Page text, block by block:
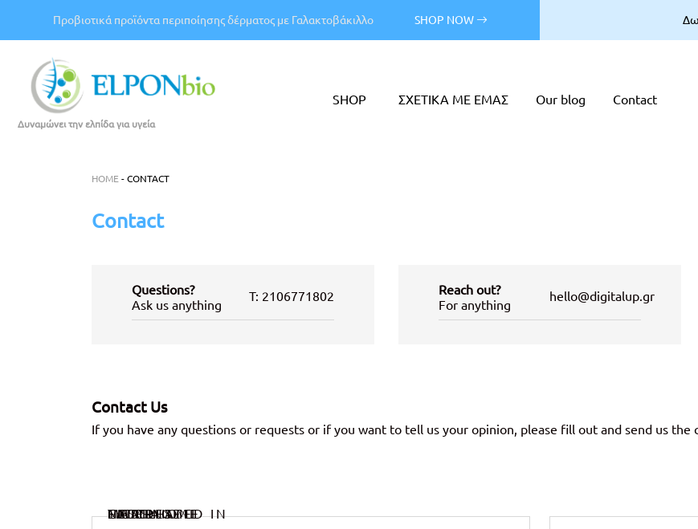
Προβιοτικά προϊόντα περιποίησης δέρματος με Γαλακτοβάκιλλο SHOP NOW
Δυναμώνει την ελπίδα για υγεία
SHOP ΣΧΕΤΙΚΑ ΜΕ ΕΜΑΣ Our blog Contact
HOME - CONTACT
Contact
Questions?
Ask us anything
T: 2106771802
Reach out?
For anything
hello@digitalup.gr
Contact Us
If you have any questions or requests or if you want to tell us your opinion, please fill out and send us the
NAME
LAST NAME
EMAIL
TELEPHONE
INTERESTED IN
MESSAGE